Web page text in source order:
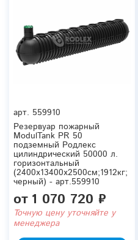
арт. 559910
Резервуар пожарный
ModulTank PR 50
подземный Родлекс
цилиндрический 50000 л.
горизонтальный
(2400x13400x2500см;1912кг;
черный) - арт.559910
от 1 070 720 ₽
Точную цену уточняйте у
менеджера